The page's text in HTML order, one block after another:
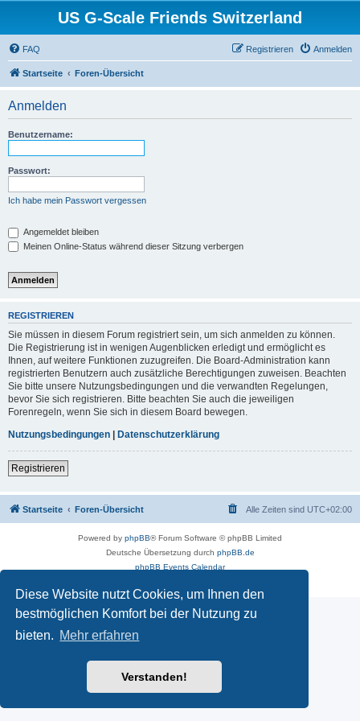
Diese Website nutzt Cookies, um Ihnen den
bestmöglichen Komfort bei der Nutzung zu
bieten. Mehr erfahren
Verstanden!
US G-Scale Friends Switzerland
FAQ Anmelden
Registrieren
Startseite Foren-Übersicht
Anmelden
Benutzername:
Passwort:
Ich habe mein Passwort vergessen
Angemeldet bleiben
Meinen Online-Status während dieser Sitzung verbergen
REGISTRIEREN
Sie müssen in diesem Forum registriert sein, um sich anmelden zu können.
Die Registrierung ist in wenigen Augenblicken erledigt und ermöglicht es
Ihnen, auf weitere Funktionen zuzugreifen. Die Board-Administration kann
registrierten Benutzern auch zusätzliche Berechtigungen zuweisen. Beachten
Sie bitte unsere Nutzungsbedingungen und die verwandten Regelungen,
bevor Sie sich registrieren. Bitte beachten Sie auch die jeweiligen
Forenregeln, wenn Sie sich in diesem Board bewegen.
Nutzungsbedingungen | Datenschutzerklärung
Registrieren
Startseite Foren-Übersicht Alle Zeiten sind UTC+02:00
Powered by phpBB® Forum Software © phpBB Limited
Deutsche Übersetzung durch phpBB.de
phpBB Events Calendar